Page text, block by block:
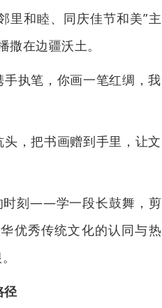
里和睦、同庆佳节和美”主
在边疆沃土。
执笔，你画一笔红绸，我
，把书画赠到手里，让文
时刻——学一段长鼓舞，剪
优秀传统文化的认同与热
径